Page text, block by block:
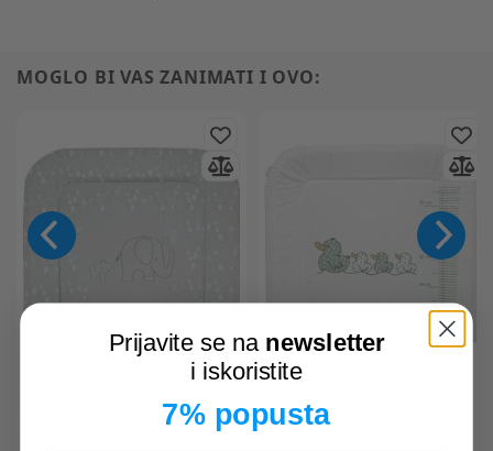
MOGLO BI VAS ZANIMATI I OVO:
previjanje soft 77x72 ollie
previjanje 72x77 cm sepp
Prijavite se na newsletter
i iskoristite
7% popusta